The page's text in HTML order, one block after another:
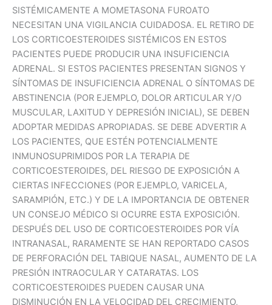
SISTÉMICAMENTE A MOMETASONA FUROATO
NECESITAN UNA VIGILANCIA CUIDADOSA. EL RETIRO DE
LOS CORTICOESTEROIDES SISTÉMICOS EN ESTOS
PACIENTES PUEDE PRODUCIR UNA INSUFICIENCIA
ADRENAL. SI ESTOS PACIENTES PRESENTAN SIGNOS Y
SÍNTOMAS DE INSUFICIENCIA ADRENAL O SÍNTOMAS DE
ABSTINENCIA (POR EJEMPLO, DOLOR ARTICULAR Y/O
MUSCULAR, LAXITUD Y DEPRESIÓN INICIAL), SE DEBEN
ADOPTAR MEDIDAS APROPIADAS. SE DEBE ADVERTIR A
LOS PACIENTES, QUE ESTÉN POTENCIALMENTE
INMUNOSUPRIMIDOS POR LA TERAPIA DE
CORTICOESTEROIDES, DEL RIESGO DE EXPOSICIÓN A
CIERTAS INFECCIONES (POR EJEMPLO, VARICELA,
SARAMPIÓN, ETC.) Y DE LA IMPORTANCIA DE OBTENER
UN CONSEJO MÉDICO SI OCURRE ESTA EXPOSICIÓN.
DESPUÉS DEL USO DE CORTICOESTEROIDES POR VÍA
INTRANASAL, RARAMENTE SE HAN REPORTADO CASOS
DE PERFORACIÓN DEL TABIQUE NASAL, AUMENTO DE LA
PRESIÓN INTRAOCULAR Y CATARATAS. LOS
CORTICOESTEROIDES PUEDEN CAUSAR UNA
DISMINUCIÓN EN LA VELOCIDAD DEL CRECIMIENTO,